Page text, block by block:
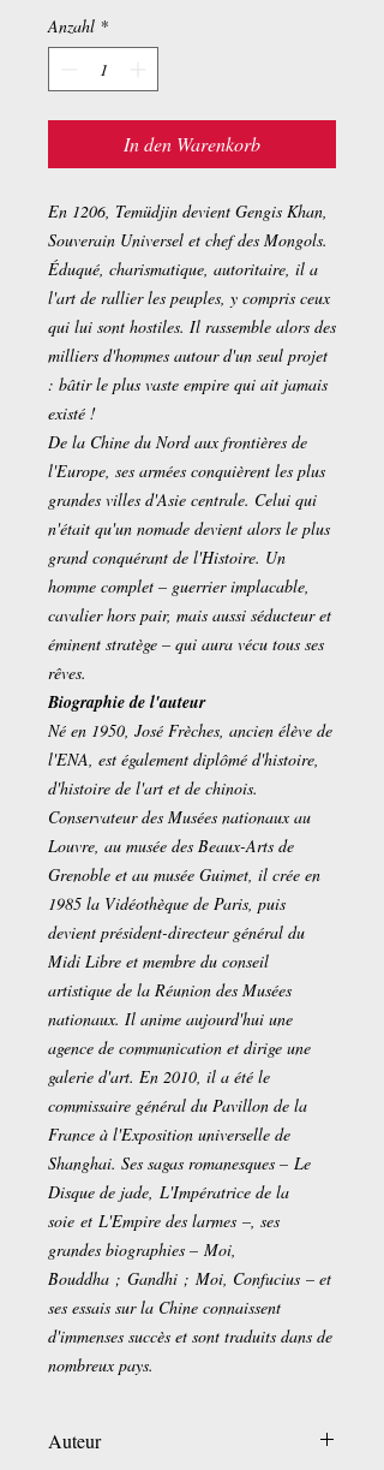
Anzahl *
In den Warenkorb
En 1206, Temüdjin devient Gengis Khan,
Souverain Universel et chef des Mongols.
Éduqué, charismatique, autoritaire, il a
l'art de rallier les peuples, y compris ceux
qui lui sont hostiles. Il rassemble alors des
milliers d'hommes autour d'un seul projet
: bâtir le plus vaste empire qui ait jamais
existé !
De la Chine du Nord aux frontières de
l'Europe, ses armées conquièrent les plus
grandes villes d'Asie centrale. Celui qui
n'était qu'un nomade devient alors le plus
grand conquérant de l'Histoire. Un
homme complet – guerrier implacable,
cavalier hors pair, mais aussi séducteur et
éminent stratège – qui aura vécu tous ses
rêves.
Biographie de l'auteur
Né en 1950, José Frèches, ancien élève de
l'ENA, est également diplômé d'histoire,
d'histoire de l'art et de chinois.
Conservateur des Musées nationaux au
Louvre, au musée des Beaux-Arts de
Grenoble et au musée Guimet, il crée en
1985 la Vidéothèque de Paris, puis
devient président-directeur général du
Midi Libre et membre du conseil
artistique de la Réunion des Musées
nationaux. Il anime aujourd'hui une
agence de communication et dirige une
galerie d'art. En 2010, il a été le
commissaire général du Pavillon de la
France à l'Exposition universelle de
Shanghai. Ses sagas romanesques – Le
Disque de jade, L'Impératrice de la
soie et L'Empire des larmes –, ses
grandes biographies – Moi,
Bouddha ; Gandhi ; Moi, Confucius – et
ses essais sur la Chine connaissent
d'immenses succès et sont traduits dans de
nombreux pays.
Auteur